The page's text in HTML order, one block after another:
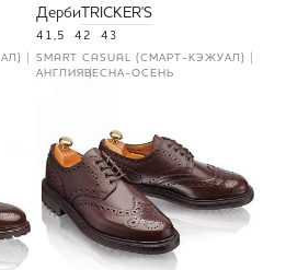
Дерби TRICKER'S
41,5 42 43
SMART CASUAL (СМАРТ-КЭЖУАЛ)
АНГЛИЯ ВЕСНА-ОСЕНЬ